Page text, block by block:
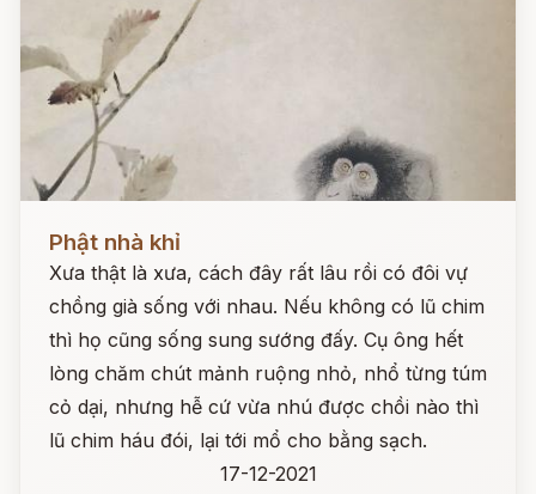
Phật nhà khỉ
Xưa thật là xưa, cách đây rất lâu rồi có đôi vự
chồng già sống với nhau. Nếu không có lũ chim
thì họ cũng sống sung sướng đấy. Cụ ông hết
lòng chăm chút mảnh ruộng nhỏ, nhổ từng túm
cỏ dại, nhưng hễ cứ vừa nhú được chồi nào thì
lũ chim háu đói, lại tới mổ cho bằng sạch.
17-12-2021